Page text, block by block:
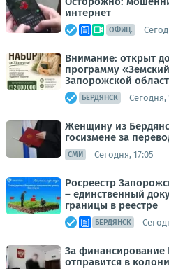
интернет
ОФИЦ.
Внимание: открыт
программу
Запорожской
БЕРДЯНСК Сегодня,
Женщину из
госизмене за
СМИ Сегодня, 17:05
Росреестр
– единственный
границы в реестре
БЕРДЯНСК
За финансирование
отправится в